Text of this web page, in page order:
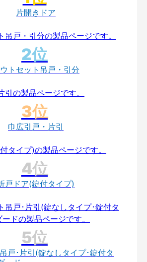
片開きドア
トセット吊戸・引分
巾広引戸・片引
戸ドア(錠付タイプ)
戸･片引(錠なしタイプ･錠付タ